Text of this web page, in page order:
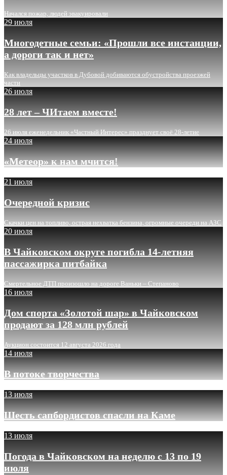
Начался пожар, людей эвакуировали
29 июля
Многодетные семьи: «Прошли все инстанции,
а дороги так и нет»
Как владельцы участков в Дубовой добиваются обустройства проезжей
части
26 июля
28 лет – ЧИтаем вместе!
26 июля еженедельник «Частный Интерес» празднует своё 28-летие
24 июля
«Метеор» к нам мчится!
21 июля
Очередной кризис
Скачки цен на топливо, острая нехватка бензина, огромные очереди на АЗС
20 июля
В Чайковском округе погибла 14-летняя
пассажирка питбайка
Смертельное ДТП произошло на дороге Ваньки – Степаново
16 июля
Дом спорта «Золотой шар» в Чайковском
продают за 128 млн рублей
Аукцион состоится 12 августа 2026 года
14 июля
В потоке творчества
13 июля
Шесть сапбордистов спасли на Каме
13 июля
Погода в Чайковском на неделю с 13 по 19
июля